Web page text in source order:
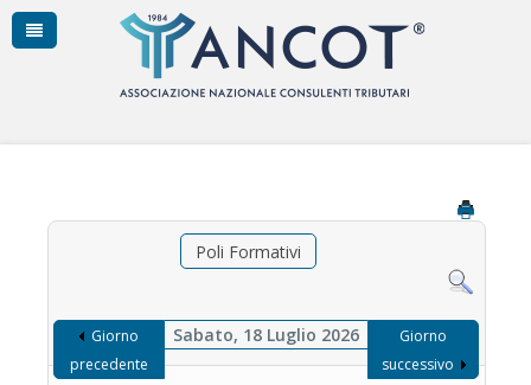
Poli Formativi
Giorno
precedente
Sabato, 18 Luglio 2026
Giorno
successivo